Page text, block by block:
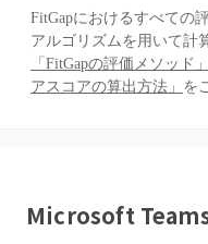
FitGapにおけるすべての
アルゴリズムを用いて計
「FitGapの評価メソッド」
アスコアの算出方法」 を
Microsoft